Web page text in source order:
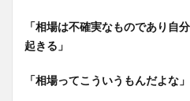
「相場は不確実なものであり自
起きる」
「相場ってこういうもんだよな」